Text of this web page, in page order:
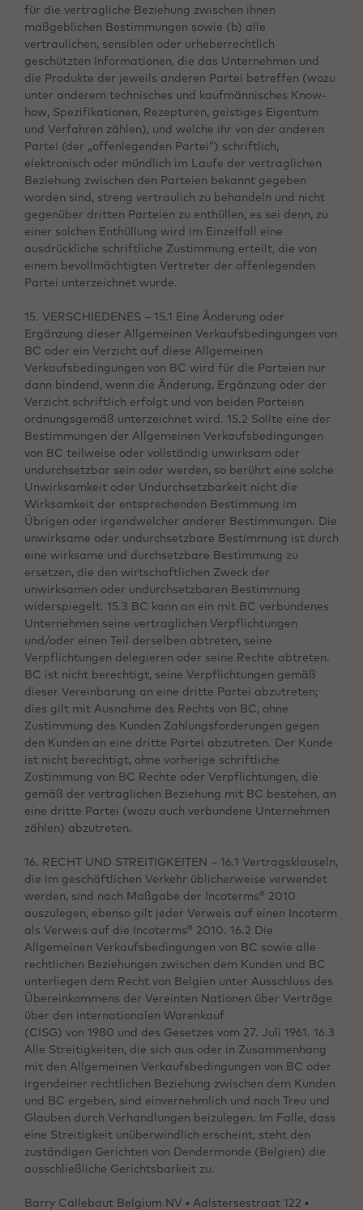
für die vertragliche Beziehung zwischen ihnen
maßgeblichen Bestimmungen sowie (b) alle
vertraulichen, sensiblen oder urheberrechtlich
geschützten Informationen, die das Unternehmen und
die Produkte der jeweils anderen Partei betreffen (wozu
unter anderem technisches und kaufmännisches Know-
how, Spezifikationen, Rezepturen, geistiges Eigentum
und Verfahren zählen), und welche ihr von der anderen
Partei (der „offenlegenden Partei“) schriftlich,
elektronisch oder mündlich im Laufe der vertraglichen
Beziehung zwischen den Parteien bekannt gegeben
worden sind, streng vertraulich zu behandeln und nicht
gegenüber dritten Parteien zu enthüllen, es sei denn, zu
einer solchen Enthüllung wird im Einzelfall eine
ausdrückliche schriftliche Zustimmung erteilt, die von
einem bevollmächtigten Vertreter der offenlegenden
Partei unterzeichnet wurde.
15. VERSCHIEDENES – 15.1 Eine Änderung oder
Ergänzung dieser Allgemeinen Verkaufsbedingungen von
BC oder ein Verzicht auf diese Allgemeinen
Verkaufsbedingungen von BC wird für die Parteien nur
dann bindend, wenn die Änderung, Ergänzung oder der
Verzicht schriftlich erfolgt und von beiden Parteien
ordnungsgemäß unterzeichnet wird. 15.2 Sollte eine der
Bestimmungen der Allgemeinen Verkaufsbedingungen
von BC teilweise oder vollständig unwirksam oder
undurchsetzbar sein oder werden, so berührt eine solche
Unwirksamkeit oder Undurchsetzbarkeit nicht die
Wirksamkeit der entsprechenden Bestimmung im
Übrigen oder irgendwelcher anderer Bestimmungen. Die
unwirksame oder undurchsetzbare Bestimmung ist durch
eine wirksame und durchsetzbare Bestimmung zu
ersetzen, die den wirtschaftlichen Zweck der
unwirksamen oder undurchsetzbaren Bestimmung
widerspiegelt. 15.3 BC kann an ein mit BC verbundenes
Unternehmen seine vertraglichen Verpflichtungen
und/oder einen Teil derselben abtreten, seine
Verpflichtungen delegieren oder seine Rechte abtreten.
BC ist nicht berechtigt, seine Verpflichtungen gemäß
dieser Vereinbarung an eine dritte Partei abzutreten;
dies gilt mit Ausnahme des Rechts von BC, ohne
Zustimmung des Kunden Zahlungsforderungen gegen
den Kunden an eine dritte Partei abzutreten. Der Kunde
ist nicht berechtigt, ohne vorherige schriftliche
Zustimmung von BC Rechte oder Verpflichtungen, die
gemäß der vertraglichen Beziehung mit BC bestehen, an
eine dritte Partei (wozu auch verbundene Unternehmen
zählen) abzutreten.
16. RECHT UND STREITIGKEITEN – 16.1 Vertragsklauseln,
die im geschäftlichen Verkehr üblicherweise verwendet
werden, sind nach Maßgabe der Incoterms® 2010
auszulegen, ebenso gilt jeder Verweis auf einen Incoterm
als Verweis auf die Incoterms® 2010. 16.2 Die
Allgemeinen Verkaufsbedingungen von BC sowie alle
rechtlichen Beziehungen zwischen dem Kunden und BC
unterliegen dem Recht von Belgien unter Ausschluss des
Übereinkommens der Vereinten Nationen über Verträge
über den internationalen Warenkauf
(CISG) von 1980 und des Gesetzes vom 27. Juli 1961. 16.3
Alle Streitigkeiten, die sich aus oder in Zusammenhang
mit den Allgemeinen Verkaufsbedingungen von BC oder
irgendeiner rechtlichen Beziehung zwischen dem Kunden
und BC ergeben, sind einvernehmlich und nach Treu und
Glauben durch Verhandlungen beizulegen. Im Falle, dass
eine Streitigkeit unüberwindlich erscheint, steht den
zuständigen Gerichten von Dendermonde (Belgien) die
ausschließliche Gerichtsbarkeit zu.
Barry Callebaut Belgium NV ▪ Aalstersestraat 122 ▪